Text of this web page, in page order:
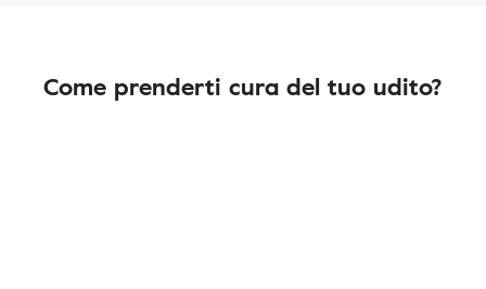
Come prenderti cura del tuo udito?